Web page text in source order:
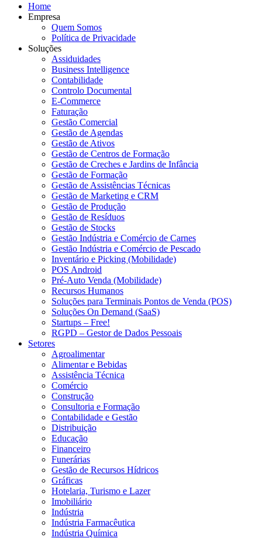
Home
Empresa
Quem Somos
Política de Privacidade
Soluções
Assiduidades
Business Intelligence
Contabilidade
Controlo Documental
E-Commerce
Faturação
Gestão Comercial
Gestão de Agendas
Gestão de Ativos
Gestão de Centros de Formação
Gestão de Creches e Jardins de Infância
Gestão de Formação
Gestão de Assistências Técnicas
Gestão de Marketing e CRM
Gestão de Produção
Gestão de Resíduos
Gestão de Stocks
Gestão Indústria e Comércio de Carnes
Gestão Indústria e Comércio de Pescado
Inventário e Picking (Mobilidade)
POS Android
Pré-Auto Venda (Mobilidade)
Recursos Humanos
Soluções para Terminais Pontos de Venda (POS)
Soluções On Demand (SaaS)
Startups – Free!
RGPD – Gestor de Dados Pessoais
Setores
Agroalimentar
Alimentar e Bebidas
Assistência Técnica
Comércio
Construção
Consultoria e Formação
Contabilidade e Gestão
Distribuição
Educação
Financeiro
Funerárias
Gestão de Recursos Hídricos
Gráficas
Hotelaria, Turismo e Lazer
Imobiliário
Indústria
Indústria Farmacêutica
Indústria Química